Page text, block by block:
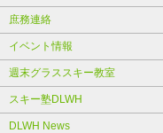
庶務連絡
イベント情報
週末グラススキー教室
スキー塾DLWH
DLWH News